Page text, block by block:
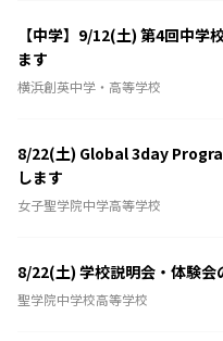
【中学】9/12(土) 第4回中学
ます
横浜創英中学・高等学校
8/22(土) Global 3day
します
女子聖学院中学高等学校
8/22(土) 学校説明会・体験会
聖学院中学校高等学校